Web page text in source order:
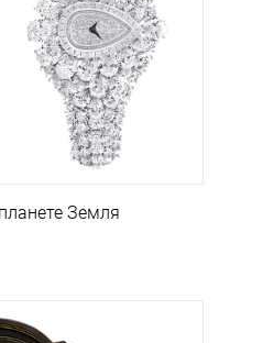
Земля